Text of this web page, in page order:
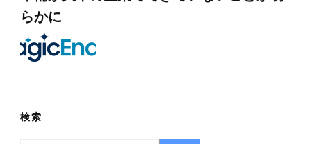
らかに
検索